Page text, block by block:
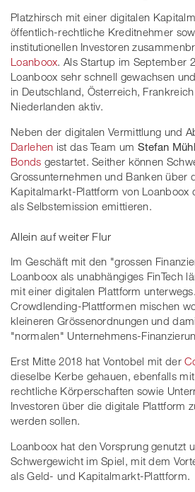
Platzhirsch mit einer digitalen
öffentlich-rechtliche Kreditnehmer
institutionellen Investoren
Loanboox. Als Startup im September
Loanboox sehr schnell gewachsen
in Deutschland, Österreich,
Niederlanden aktiv.
Neben der digitalen Vermittlung und
Darlehen ist das Team um Stefan
Bonds gestartet. Seither können
Grossunternehmen und Banken über
Kapitalmarkt-Plattform von Loanboox
als Selbstemission emittieren.
Allein auf weiter Flur
Im Geschäft mit den "grossen
Loanboox als unabhängiges FinTech
mit einer digitalen Plattform
Crowdlending-Plattformen mischen
kleineren Grössenordnungen und
"normalen" Unternehmens-
Erst Mitte 2018 hat Vontobel mit der
dieselbe Kerbe gehauen, ebenfalls
rechtliche Körperschaften sowie
Investoren über die digitale Plattform
werden sollen.
Loanboox hat den Vorsprung genutzt
Schwergewicht im Spiel, mit dem
als Geld- und Kapitalmarkt-Plattform.